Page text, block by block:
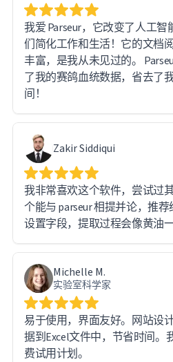
我爱 Parseur，它改变了人工
们简化工作和生活！它的文档
丰富，是我从未见过的。
了我的赛鸽血统数据，省去了
间！
Zakir Siddiqui
我非常喜欢这个软件，尝试过
个能与 parseur 相提并论，推
设置字段，提取过程会像黄油
Michelle M.
实验室科学家
易于使用，界面友好。网站设
据到Excel文件中，节省时间。
费试用计划。